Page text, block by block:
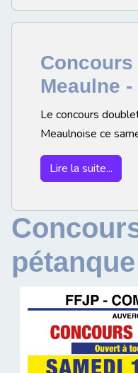
Meaulne
Le concours
Meaulnoise ce
Lire la suite...